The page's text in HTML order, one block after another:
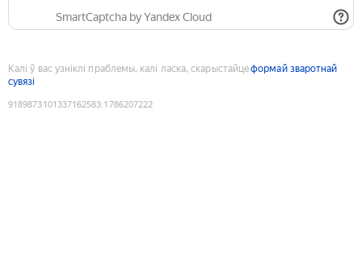
SmartCaptcha by Yandex Cloud
Калі ў вас узніклі праблемы, калі ласка, скарыстайцеформай зваротнай
сувязі
9189873101337162583:1786207222